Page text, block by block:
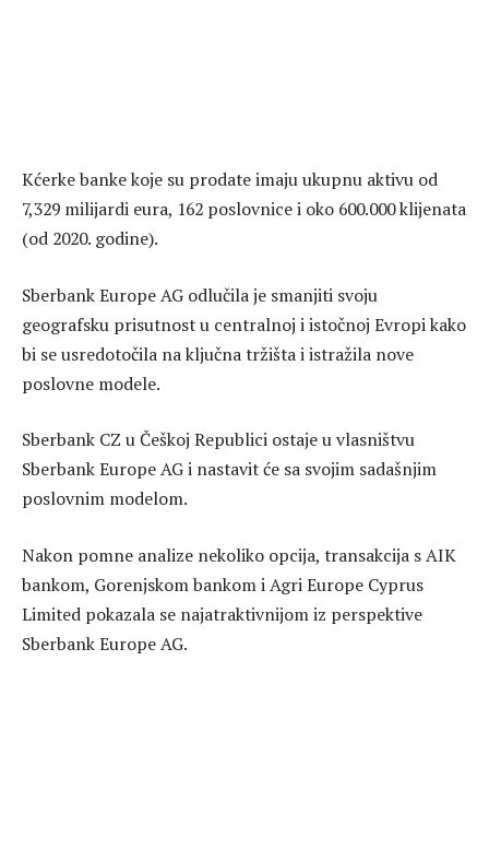
Kćerke banke koje su prodate imaju ukupnu aktivu od
7,329 milijardi eura, 162 poslovnice i oko 600.000 klijenata
(od 2020. godine).
Sberbank Europe AG odlučila je smanjiti svoju
geografsku prisutnost u centralnoj i istočnoj Evropi kako
bi se usredotočila na ključna tržišta i istražila nove
poslovne modele.
Sberbank CZ u Češkoj Republici ostaje u vlasništvu
Sberbank Europe AG i nastavit će sa svojim sadašnjim
poslovnim modelom.
Nakon pomne analize nekoliko opcija, transakcija s AIK
bankom, Gorenjskom bankom i Agri Europe Cyprus
Limited pokazala se najatraktivnijom iz perspektive
Sberbank Europe AG.